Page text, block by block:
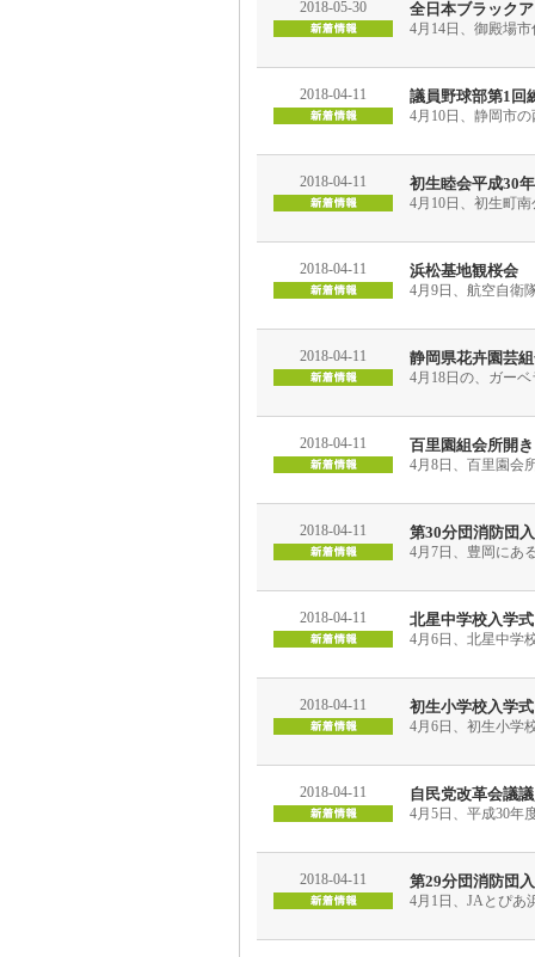
2018-05-30 全日本ブラック
4月14日、御殿場
2018-04-11 議員野球部第1回
4月10日、静岡市
2018-04-11 初生睦会平成30
4月10日、初生町
2018-04-11 浜松基地観桜会
4月9日、航空自衛
2018-04-11 静岡県花卉園芸
4月18日の、ガー
2018-04-11 百里園組会所開き
4月8日、百里園会
2018-04-11 第30分団消防団
4月7日、豊岡にあ
2018-04-11 北星中学校入学式
4月6日、北星中学
2018-04-11 初生小学校入学式
4月6日、初生小学
2018-04-11 自民党改革会議
4月5日、平成30年
2018-04-11 第29分団消防団
4月1日、JAとぴあ